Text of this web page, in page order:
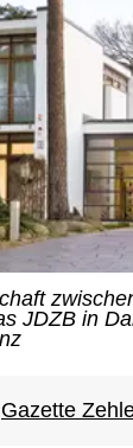
JDZB in
Gazette